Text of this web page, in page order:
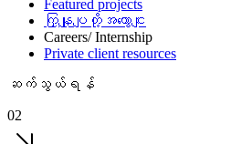
Featured projects
ကြှနျုပျတို့အကွောငျး
Careers/ Internship
Private client resources
ဆက်သွယ်ရန်
02